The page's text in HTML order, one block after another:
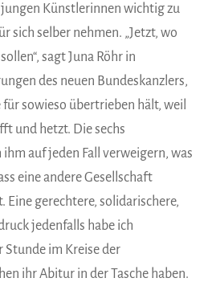
Künstlerinnen wichtig zu
sich selber nehmen. „Jetzt, wo
sagt Juna Röhr in
des neuen Bundeskanzlers,
sowieso übertrieben hält, weil
und hetzt. Die sechs
auf jeden Fall verweigern, was
eine andere Gesellschaft
gerechtere, solidarischere,
jedenfalls habe ich
im Kreise der
ihr Abitur in der Tasche haben.